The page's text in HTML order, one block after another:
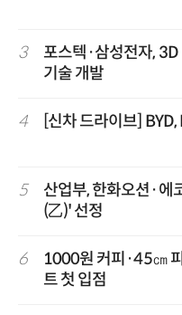
3
포스텍·삼성전자,
기술 개발
4 [신차 드라이브]
5
산업부, 한화오션·에
(乙)' 선정
6
1000원 커피·45㎝
트 첫 입점